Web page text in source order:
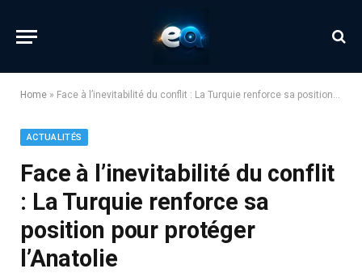
Home » Face à l’inevitabilité du conflit : La Turquie renforce sa position pour protéger l’Anatolie
ACTUALITÉS
Face à l’inevitabilité du conflit
: La Turquie renforce sa
position pour protéger
l’Anatolie